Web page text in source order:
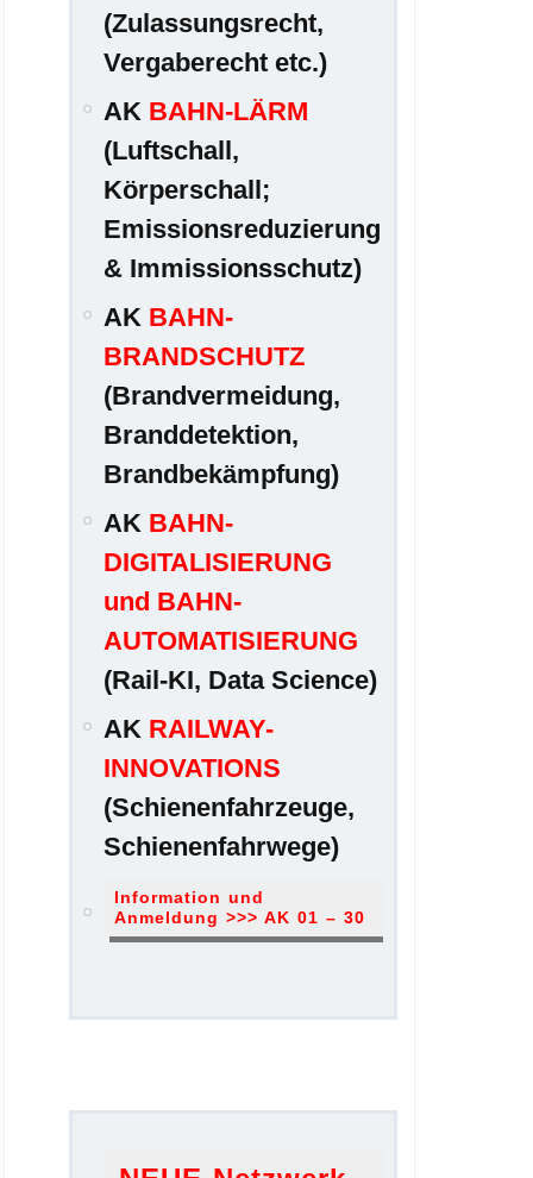
(Zulassungsrecht,
Vergaberecht etc.)
AK BAHN-LÄRM
(Luftschall,
Körperschall;
Emissionsreduzierung
& Immissionsschutz)
AK BAHN-
BRANDSCHUTZ
(Brandvermeidung,
Branddetektion,
Brandbekämpfung)
AK BAHN-
DIGITALISIERUNG
und BAHN-
AUTOMATISIERUNG
(Rail-KI, Data Science)
AK RAILWAY-
INNOVATIONS
(Schienenfahrzeuge,
Schienenfahrwege)
Information und
Anmeldung >>> AK 01 – 30